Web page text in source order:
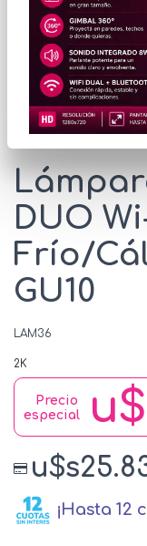
* Las imágenes se
DUO
Frío/
GU10
LAM36
2K
Precio
especial
¡Hasta 12